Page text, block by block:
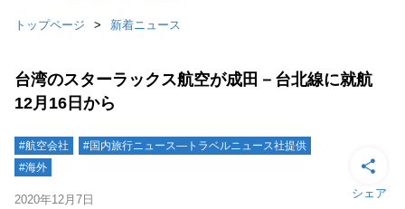
トップページ 新着ニュース
台湾のスターラックス航空が成田－台北線に就航
12月16日から
#航空会社
#国内旅行ニュース―トラベルニュース社提供
#海外
2020年12月7日 シェア